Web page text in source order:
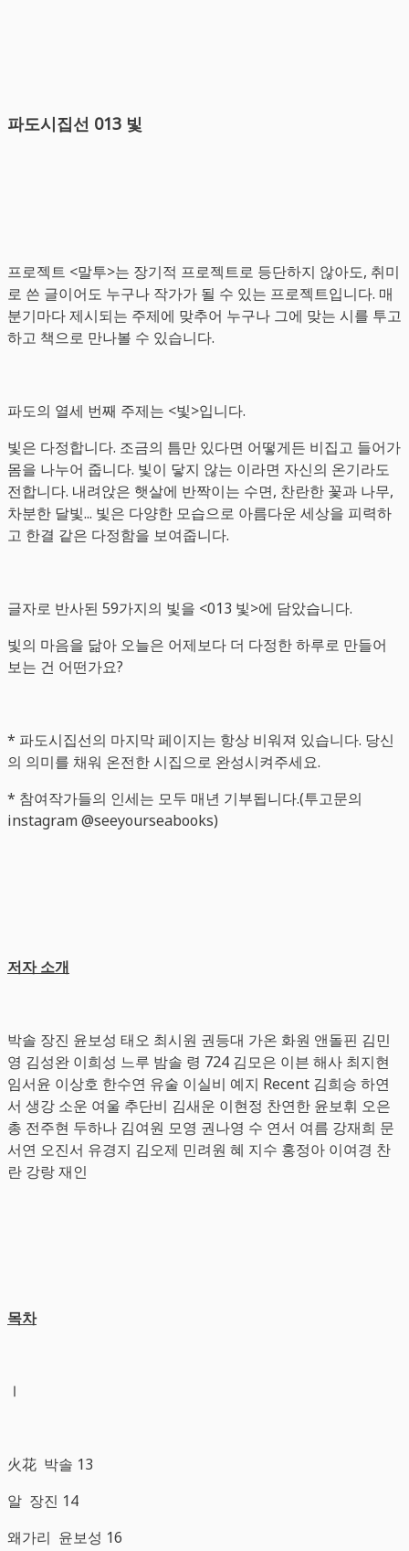
파도시집선 013 빛
프로젝트 <말투>는 장기적 프로젝트로 등단하지 않아도, 취미
로 쓴 글이어도 누구나 작가가 될 수 있는 프로젝트입니다. 매
분기마다 제시되는 주제에 맞추어 누구나 그에 맞는 시를 투고
하고 책으로 만나볼 수 있습니다.
파도의 열세 번째 주제는 <빛>입니다.
빛은 다정합니다. 조금의 틈만 있다면 어떻게든 비집고 들어가
몸을 나누어 줍니다. 빛이 닿지 않는 이라면 자신의 온기라도
전합니다. 내려앉은 햇살에 반짝이는 수면, 찬란한 꽃과 나무,
차분한 달빛... 빛은 다양한 모습으로 아름다운 세상을 피력하
고 한결 같은 다정함을 보여줍니다.
글자로 반사된 59가지의 빛을 <013 빛>에 담았습니다.
빛의 마음을 닮아 오늘은 어제보다 더 다정한 하루로 만들어
보는 건 어떤가요?
* 파도시집선의 마지막 페이지는 항상 비워져 있습니다. 당신
의 의미를 채워 온전한 시집으로 완성시켜주세요.
* 참여작가들의 인세는 모두 매년 기부됩니다.(투고문의
instagram @seeyourseabooks)
저자 소개
박솔 장진 윤보성 태오 최시원 권등대 가온 화원 앤돌핀 김민
영 김성완 이희성 느루 밤솔 령 724 김모은 이븐 해사 최지현
임서윤 이상호 한수연 유술 이실비 예지 Recent 김희승 하연
서 생강 소운 여울 추단비 김새운 이현정 찬연한 윤보휘 오은
총 전주현 두하나 김여원 모영 권나영 수 연서 여름 강재희 문
서연 오진서 유경지 김오제 민려원 혜 지수 홍정아 이여경 찬
란 강랑 재인
목차
Ⅰ
火花 박솔 13
알 장진 14
왜가리 윤보성 16